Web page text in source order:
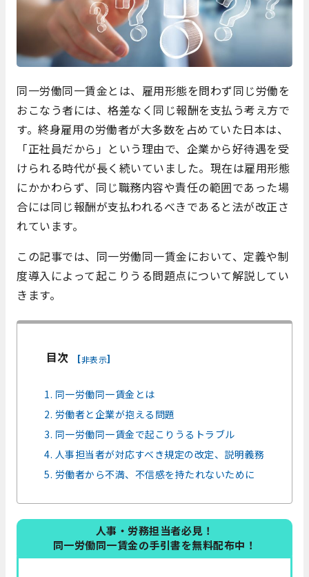
同一労働同一賃金とは、雇用形態を問わず同じ労働を
おこなう者には、格差なく同じ報酬を支払う考え方で
す。終身雇用の労働者が大多数を占めていた日本は、
「正社員だから」という理由で、企業から好待遇を受
けられる時代が長く続いていました。現在は雇用形態
にかかわらず、同じ職務内容や責任の範囲であった場
合には同じ報酬が支払われるべきであると法が改正さ
れています。
この記事では、同一労働同一賃金において、定義や制
度導入によって起こりうる問題点について解説してい
きます。
目次 [非表示]
1. 同一労働同一賃金とは
2. 労働者と企業が抱える問題
3. 同一労働同一賃金で起こりうるトラブル
4. 人事担当者が対応すべき規定の改定、説明義務
5. 労働者から不満、不信感を持たれないために
人事・労務担当者必見！
同一労働同一賃金の手引書を無料配布中！